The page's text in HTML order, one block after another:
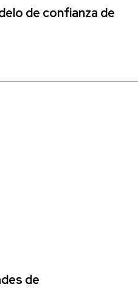
de confianza de
de